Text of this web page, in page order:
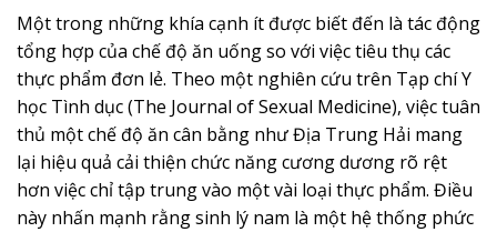
Một trong những khía cạnh ít được biết đến là tác động
tổng hợp của chế độ ăn uống so với việc tiêu thụ các
thực phẩm đơn lẻ. Theo một nghiên cứu trên Tạp chí Y
học Tình dục (The Journal of Sexual Medicine), việc tuân
thủ một chế độ ăn cân bằng như Địa Trung Hải mang
lại hiệu quả cải thiện chức năng cương dương rõ rệt
hơn việc chỉ tập trung vào một vài loại thực phẩm. Điều
này nhấn mạnh rằng sinh lý nam là một hệ thống phức